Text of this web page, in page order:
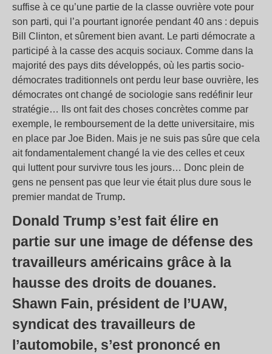
suffise à ce qu’une partie de la classe ouvrière vote pour
son parti, qui l’a pourtant ignorée pendant 40 ans : depuis
Bill Clinton, et sûrement bien avant. Le parti démocrate a
participé à la casse des acquis sociaux. Comme dans la
majorité des pays dits développés, où les partis socio-
démocrates traditionnels ont perdu leur base ouvrière, les
démocrates ont changé de sociologie sans redéfinir leur
stratégie… Ils ont fait des choses concrètes comme par
exemple, le remboursement de la dette universitaire, mis
en place par Joe Biden. Mais je ne suis pas sûre que cela
ait fondamentalement changé la vie des celles et ceux
qui luttent pour survivre tous les jours… Donc plein de
gens ne pensent pas que leur vie était plus dure sous le
premier mandat de Trump.
Donald Trump s’est fait élire en
partie sur une image de défense des
travailleurs américains grâce à la
hausse des droits de douanes.
Shawn Fain, président de l’UAW,
syndicat des travailleurs de
l’automobile, s’est prononcé en